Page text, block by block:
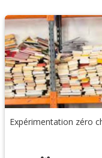
Expérimentation zéro